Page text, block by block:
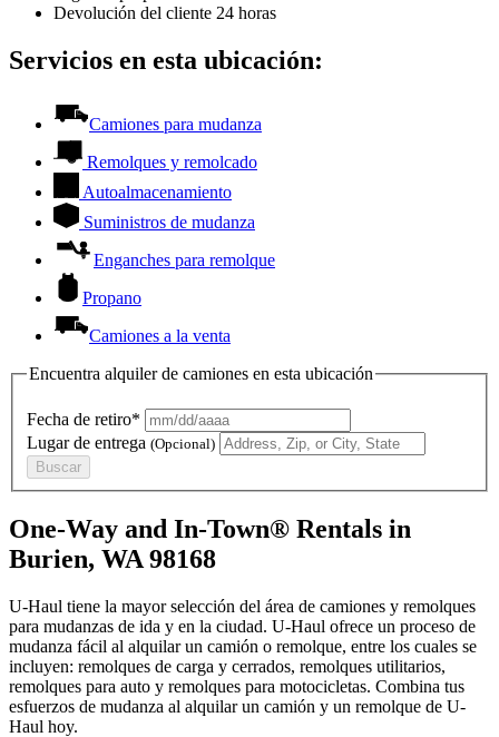
Devolución del cliente 24 horas
Servicios en esta ubicación:
Camiones para mudanza
Remolques y remolcado
Autoalmacenamiento
Suministros de mudanza
Enganches para remolque
Propano
Camiones a la venta
Encuentra alquiler de camiones en esta ubicación
Fecha de retiro*
Lugar de entrega (Opcional)
Buscar
One-Way and In-Town® Rentals in
Burien, WA 98168
U-Haul tiene la mayor selección del área de camiones y remolques
para mudanzas de ida y en la ciudad. U-Haul ofrece un proceso de
mudanza fácil al alquilar un camión o remolque, entre los cuales se
incluyen: remolques de carga y cerrados, remolques utilitarios,
remolques para auto y remolques para motocicletas. Combina tus
esfuerzos de mudanza al alquilar un camión y un remolque de U-
Haul hoy.